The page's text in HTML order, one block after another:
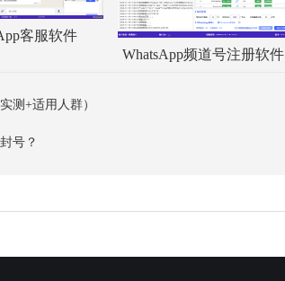
客服软件
WhatsApp频道号注册软件
测+适用人群）
号？